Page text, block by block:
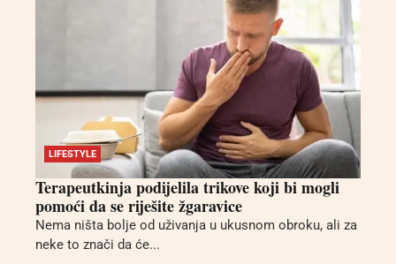
LIFESTYLE
Terapeutkinja podijelila trikove koji bi mogli
pomoći da se riješite žgaravice
Nema ništa bolje od uživanja u ukusnom obroku, ali za
neke to znači da će...